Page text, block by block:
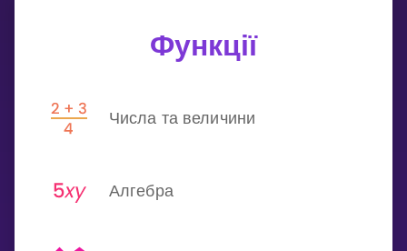
Multiplication Master
Показати більше
Функції
Числа та величини
Алгебра